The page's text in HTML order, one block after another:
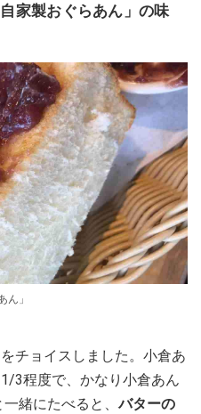
家製おぐらあん」の味
ん」
チョイスしました。小倉あ
3程度で、かなり小倉あん
緒にたべると、バターの